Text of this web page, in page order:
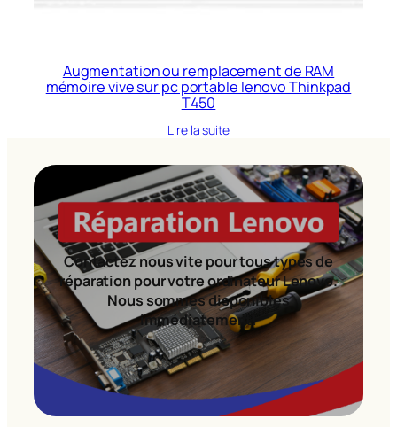
Augmentation ou remplacement de RAM
mémoire vive sur pc portable lenovo Thinkpad
T450
Lire la suite
Contactez nous vite pour tous types de
réparation pour votre ordinateur Lenovo.
Nous sommes disponibles
immédiatement!